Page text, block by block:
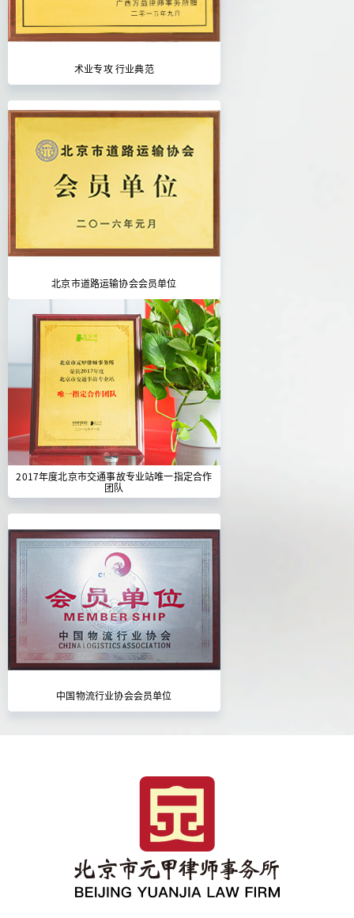
术业专攻 行业典范
北京市道路运输协会会员单位
2017年度北京市交通事故专业站唯一指定合作
团队
中国物流行业协会会员单位